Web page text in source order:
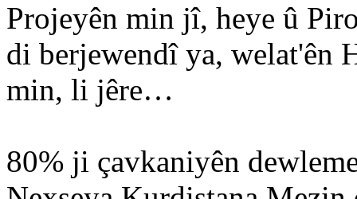
Projeyên min jî, heye û
di berjewendî ya, welat'ên
min, li jêre…
80% ji çavkaniyên